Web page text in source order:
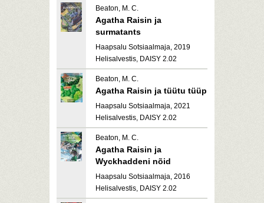
Beaton, M. C.
Agatha Raisin ja
surmatants
Haapsalu Sotsiaalmaja, 2019
Helisalvestis, DAISY 2.02
Beaton, M. C.
Agatha Raisin ja tüütu tüüp
Haapsalu Sotsiaalmaja, 2021
Helisalvestis, DAISY 2.02
Beaton, M. C.
Agatha Raisin ja
Wyckhaddeni nõid
Haapsalu Sotsiaalmaja, 2016
Helisalvestis, DAISY 2.02